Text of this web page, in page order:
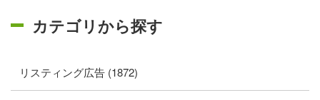
カテゴリから探す
リスティング広告 (1872)